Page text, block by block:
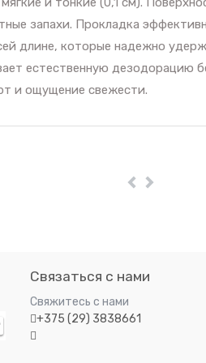
запахи. Прокладка
длине, которые надежно
естественную дезодорацию
и ощущение свежести.
ПредДалее
Связаться с нами
Свяжитесь с нами
+375 (29) 3838661